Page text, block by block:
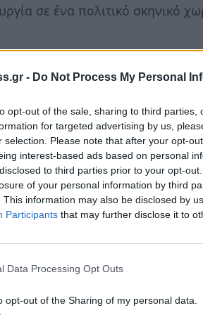
- Do Not Process My Personal
opt-out of the sale, sharing to third
for targeted advertising by us,
selection. Please note that after your opt-
interest-based ads based on personal
to third parties prior to your opt-
of your personal information by third
This information may also be disclosed by
Participants that may further disclose it to
Data Processing Opt Outs
opt-out of the Sharing of my personal data.
σε ένα πολιτικό σκηνικό
νεότερα πολιτικά σχήματα,
πόλοι εξουσίας (πχ ΕΛΑΣ) ή τα
αρχηγού (Ελληνική Λύση,
σημαντικές αναταράξεις
εν δυνάμει διεκδικητές της
ορισμένα στελέχη σκέφτονται
μετά τις επόμενες εκλογές,
την πρωθυπουργία. Ο λόγος
απέναντί τους τον
αρχηγό της Νέας
προκύπτει ένα εύλογο